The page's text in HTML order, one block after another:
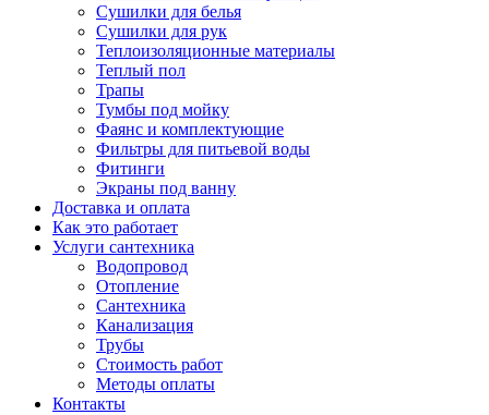
Сушилки для белья
Сушилки для рук
Теплоизоляционные материалы
Теплый пол
Трапы
Тумбы под мойку
Фаянс и комплектующие
Фильтры для питьевой воды
Фитинги
Экраны под ванну
Доставка и оплата
Как это работает
Услуги сантехника
Водопровод
Отопление
Сантехника
Канализация
Трубы
Стоимость работ
Методы оплаты
Контакты